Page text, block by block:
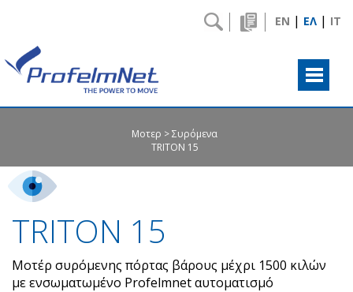
Μοτερ
Συρόμενα
TRITON 15
TRITON 15
Μοτέρ συρόμενης πόρτας βάρους μέχρι 1500 κιλών
με ενσωματωμένο Profelmnet αυτοματισμό
EN | ΕΛ | IT